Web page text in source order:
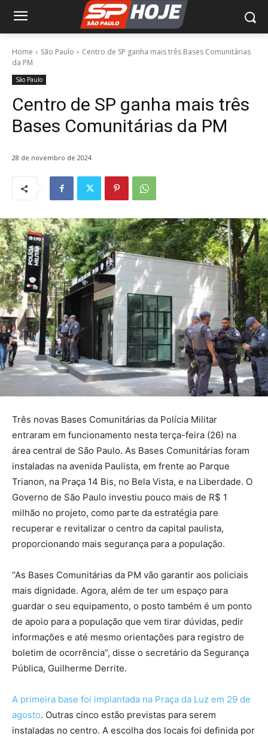
Home São Paulo
Centro de SP ganha mais três Bases Comunitárias
da PM
São Paulo
Centro de SP ganha mais três
Bases Comunitárias da PM
28 de novembro de 2024
Três novas Bases Comunitárias da Polícia Militar
entraram em funcionamento nesta terça-feira (26) na
área central de São Paulo. As Bases Comunitárias foram
instaladas na avenida Paulista, em frente ao Parque
Trianon, na Praça 14 Bis, no Bela Vista, e na Liberdade. O
Governo de São Paulo investiu pouco mais de R$ 1
milhão no projeto, como parte da estratégia pare
recuperar e revitalizar o centro da capital paulista,
proporcionando mais segurança para a população.
“As Bases Comunitárias da PM vão garantir aos policiais
mais dignidade. Agora, além de ter um espaço para
guardar o seu equipamento, o posto também é um ponto
de apoio para a população que vem tirar dúvidas, pedir
informações e até mesmo orientações para registro de
boletim de ocorrência”, disse o secretário da Segurança
Pública, Guilherme Derrite.
A primeira base foi implantada na Praça da Luz em 29 de
agosto. Outras cinco estão previstas para serem
instaladas no centro. A escolha dos locais foi definida por